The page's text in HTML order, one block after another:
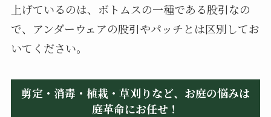
上げているのは、ボトムスの一種である股引なの
で、アンダーウェアの股引やパッチとは区別してお
いてください。
剪定・消毒・植栽・草刈りなど、お庭の悩みは
庭革命にお任せ！